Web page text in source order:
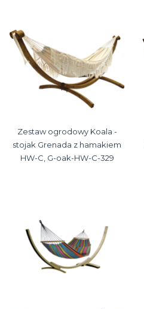
Zestaw ogrodowy Koala -
stojak Grenada z hamakiem
HW-C, G-oak-HW-C-329